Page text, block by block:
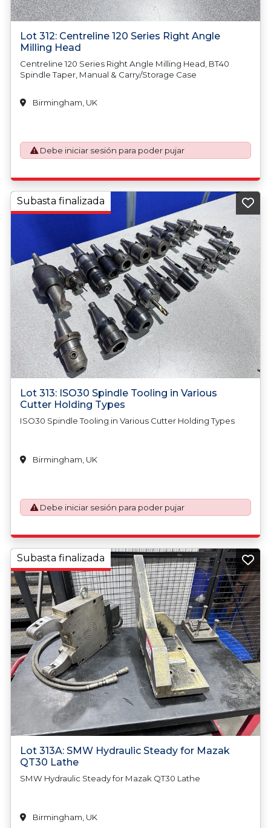
Lot 312: Centreline 120 Series Right Angle
Milling Head
Centreline 120 Series Right Angle Milling Head, BT40
Spindle Taper, Manual & Carry/Storage Case
Birmingham, UK
Debe iniciar sesión para poder pujar
Lot 313: ISO30 Spindle Tooling in Various
Cutter Holding Types
ISO30 Spindle Tooling in Various Cutter Holding Types
Subasta finalizada
Birmingham, UK
Debe iniciar sesión para poder pujar
Lot 313A: SMW Hydraulic Steady for Mazak
QT30 Lathe
SMW Hydraulic Steady for Mazak QT30 Lathe
Subasta finalizada
Birmingham, UK